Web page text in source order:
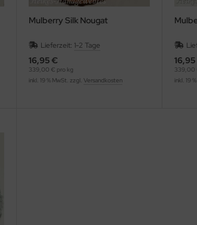
Mulberry Silk Nougat
Lieferzeit:1-2 Tage
16,95 €
339,00 € pro kg
inkl. 19 % MwSt. zzgl.Versandkosten
339,00
inkl. 19